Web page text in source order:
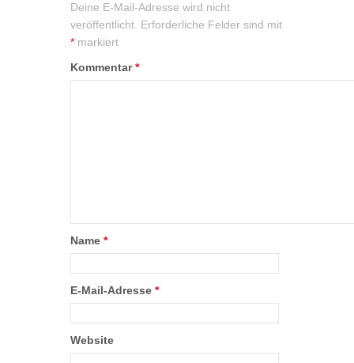
Deine E-Mail-Adresse wird nicht
veröffentlicht. Erforderliche Felder sind mit
* markiert
Kommentar*
Name *
E-Mail-Adresse *
Website